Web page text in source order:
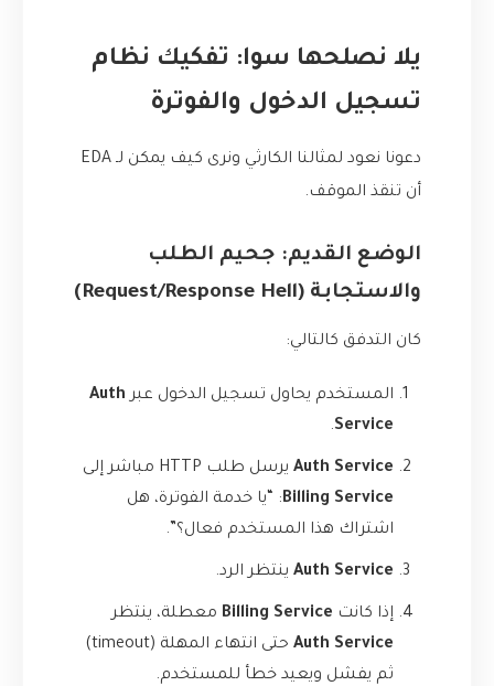
يلا نصلحها سوا: تفكيك نظام
تسجيل الدخول والفوترة
دعونا نعود لمثالنا الكارثي ونرى كيف يمكن لـ EDA
أن تنقذ الموقف.
الوضع القديم: جحيم الطلب
والاستجابة (Request/Response Hell)
كان التدفق كالتالي:
المستخدم يحاول تسجيل الدخول عبر Auth
Service
.
Auth Service يرسل طلب HTTP مباشر إلى
Billing Service: “يا خدمة الفوترة، هل
اشتراك هذا المستخدم فعال؟”.
Auth Service ينتظر الرد.
إذا كانت Billing Service معطلة، ينتظر
Auth Service
حتى انتهاء المهلة (timeout)
ثم يفشل ويعيد خطأ للمستخدم.